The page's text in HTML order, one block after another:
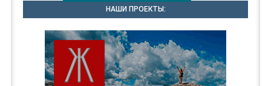
НАШИ ПРОЕКТЫ: